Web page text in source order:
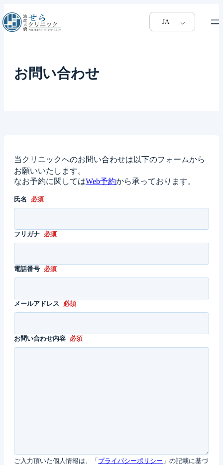
容
を
JA
お問い合わせ
当クリニックへのお問い合わせは以下のフォームから
お願いいたします。
なお予約に関してはWeb予約から承っております。
氏名 必須
フリガナ 必須
電話番号 必須
メールアドレス 必須
お問い合わせ内容 必須
ご入力頂いた個人情報は、「プライバシーポリシー 」の記載に基づ